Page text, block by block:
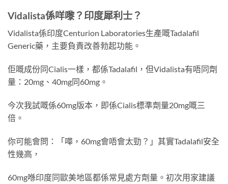
Vidalista係咩嚟？印度犀利士？
Vidalista係印度Centurion Laboratories生產嘅Tadalafil
Generic藥，主要負責改善勃起功能。
佢嘅成份同Cialis一樣，都係Tadalafil，但Vidalista有唔同劑
量：20mg、40mg同60mg。
今次我試嘅係60mg版本，即係Cialis標準劑量20mg嘅三
倍。
你可能會問：「嘩，60mg會唔會太勁？」其實Tadalafil安全
性幾高，
60mg喺印度同歐美地區都係常見處方劑量。初次用家建議